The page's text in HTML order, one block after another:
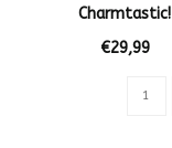
Charmtastic!
€29,99